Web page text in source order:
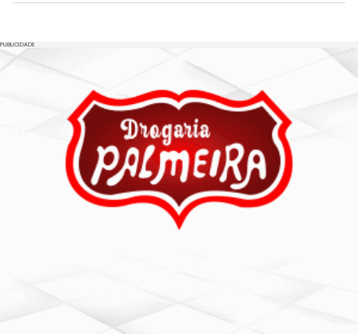
PUBLICIDADE